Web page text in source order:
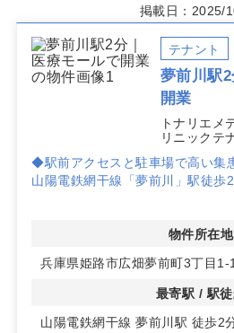
掲載日：2025/
テナント
夢前川駅
開業
トナリエメ
リニックテ
◆駅前アクセスと駐車場で高い集
山陽電鉄網干線「夢前川」駅徒歩
兵庫県姫路市広畑夢前町3丁目で
クセスしやすく、立ち上げ初期の
近隣に総合病院があり、紹介・逆
込みやすい環境です。医療モール
定の自由度も確保できます。
物件所在地
兵庫県姫路市広畑夢前町3丁目1-
最寄駅 / 駅
山陽電鉄網干線 夢前川駅 徒歩2